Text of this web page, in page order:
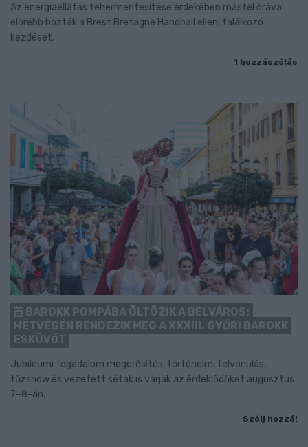
Az energiaellátás tehermentesítése érdekében másfél órával
előrébb hozták a Brest Bretagne Handball elleni találkozó
kezdését.
1 hozzászólás
BAROKK POMPÁBA ÖLTÖZIK A BELVÁROS:
HÉTVÉGÉN RENDEZIK MEG A XXXIII. GYŐRI BAROKK
ESKÜVŐT
Jubileumi fogadalom megerősítés, történelmi felvonulás,
tűzshow és vezetett séták is várják az érdeklődőket augusztus
7–8-án.
Szólj hozzá!